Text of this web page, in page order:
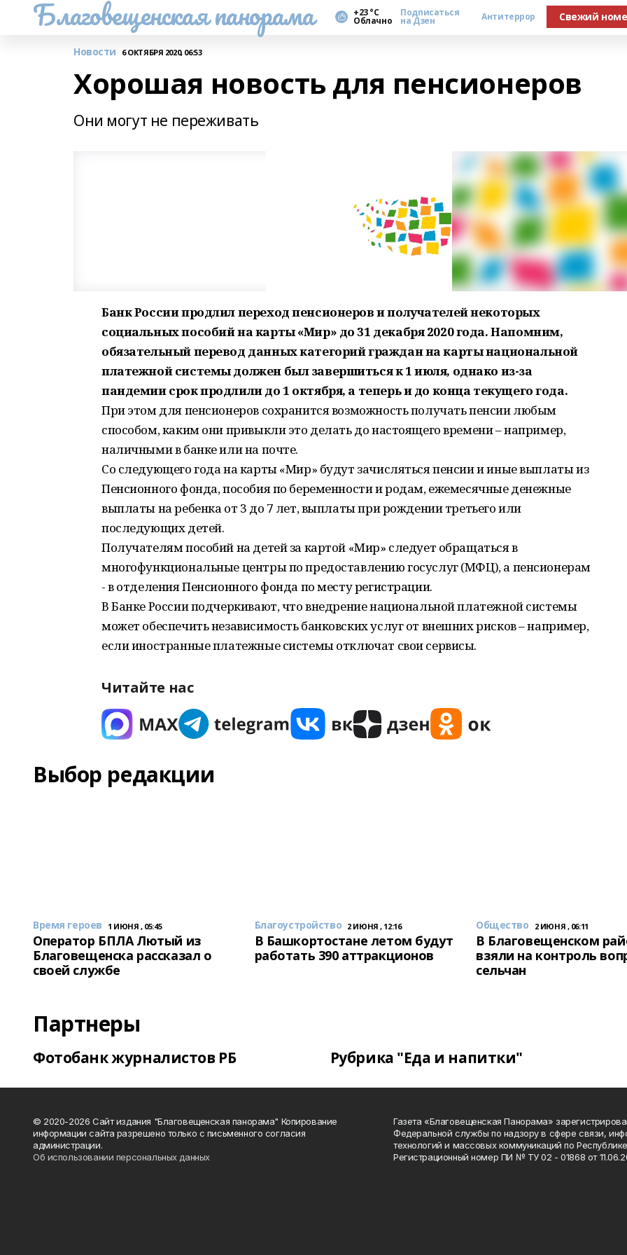
Благовещенская панорама +23 °С
Облачно
Подписаться
на Дзен Антитеррор Свежий
Новости 6 ОКТЯБРЯ 2020, 06:53
Хорошая новость для пенсионеров
Они могут не переживать
Банк России продлил переход пенсионеров и получателей некоторых
социальных пособий на карты «Мир» до 31 декабря 2020 года. Напомним,
обязательный перевод данных категорий граждан на карты национальной
платежной системы должен был завершиться к 1 июля, однако из-за
пандемии срок продлили до 1 октября, а теперь и до конца текущего года.
При этом для пенсионеров сохранится возможность получать пенсии любым
способом, каким они привыкли это делать до настоящего времени – например,
наличными в банке или на почте.
Со следующего года на карты «Мир» будут зачисляться пенсии и иные выплаты из
Пенсионного фонда, пособия по беременности и родам, ежемесячные денежные
выплаты на ребенка от 3 до 7 лет, выплаты при рождении третьего или
последующих детей.
Получателям пособий на детей за картой «Мир» следует обращаться в
многофункциональные центры по предоставлению госуслуг (МФЦ), а пенсионерам
- в отделения Пенсионного фонда по месту регистрации.
В Банке России подчеркивают, что внедрение национальной платежной системы
может обеспечить независимость банковских услуг от внешних рисков – например,
если иностранные платежные системы отключат свои сервисы.
Читайте нас
Выбор редакции
Время героев 1 ИЮНЯ , 05:45
Оператор БПЛА Лютый из
Благовещенска рассказал о
своей службе
Благоустройство 2 ИЮНЯ , 12:16
В Башкортостане летом будут
работать 390 аттракционов
Общество 2 ИЮНЯ , 06:11
В Благовещенском
взяли на контроль
сельчан
Партнеры
Фотобанк журналистов РБ Рубрика "Еда и напитки"
© 2020-2026 Сайт издания "Благовещенская панорама" Копирование
информации сайта разрешено только с письменного согласия
администрации.
Об использовании персональных данных
Газета «Благовещенская Панорама»
Федеральной службы по надзору в сфере связи,
технологий и массовых коммуникаций по
Регистрационный номер ПИ № ТУ 02 - 01868 от